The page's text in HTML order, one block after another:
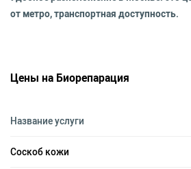
от метро, транспортная доступность.
Цены на Биорепарация
Название услуги
Соскоб кожи